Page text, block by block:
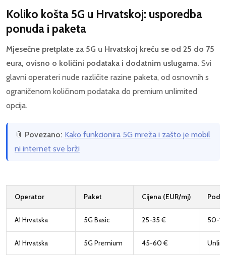
Koliko košta 5G u Hrvatskoj: usporedba
ponuda i paketa
Mjesečne pretplate za 5G u Hrvatskoj kreću se od 25 do 75
eura, ovisno o količini podataka i dodatnim uslugama. Svi
glavni operateri nude različite razine paketa, od osnovnih s
ograničenom količinom podataka do premium unlimited
opcija.
📎 Povezano: Kako funkcionira 5G mreža i zašto je mobil
ni internet sve brži
Operator Paket Cijena (EUR/mj)
A1 Hrvatska 5G Basic 25-35 € 50-
A1 Hrvatska 5G Premium 45-60 €